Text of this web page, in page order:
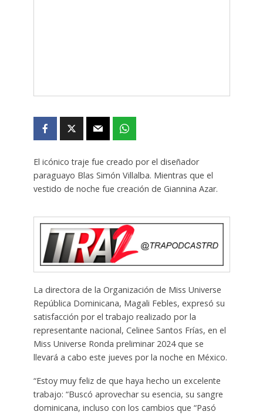
El icónico traje fue creado por el diseñador
paraguayo Blas Simón Villalba. Mientras que el
vestido de noche fue creación de Giannina Azar.
La directora de la Organización de Miss Universe
República Dominicana, Magali Febles, expresó su
satisfacción por el trabajo realizado por la
representante nacional, Celinee Santos Frías, en el
Miss Universe Ronda preliminar 2024 que se
llevará a cabo este jueves por la noche en México.
“Estoy muy feliz de que haya hecho un excelente
trabajo: “Buscó aprovechar su esencia, su sangre
dominicana, incluso con los cambios que “Pasó